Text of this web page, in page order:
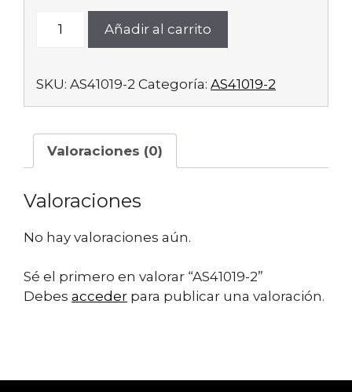
Añadir al carrito
SKU: AS41019-2 Categoría: AS41019-2
Valoraciones (0)
Valoraciones
No hay valoraciones aún.
Sé el primero en valorar “AS41019-2”
Debes acceder para publicar una valoración.